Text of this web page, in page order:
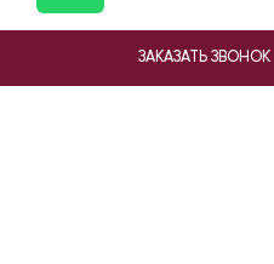
ЗАКАЗАТЬ ЗВОНОК